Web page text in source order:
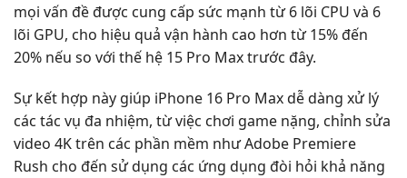
mọi vấn đề được cung cấp sức mạnh từ 6 lõi CPU và 6
lõi GPU, cho hiệu quả vận hành cao hơn từ 15% đến
20% nếu so với thế hệ 15 Pro Max trước đây.
Sự kết hợp này giúp iPhone 16 Pro Max dễ dàng xử lý
các tác vụ đa nhiệm, từ việc chơi game nặng, chỉnh sửa
video 4K trên các phần mềm như Adobe Premiere
Rush cho đến sử dụng các ứng dụng đòi hỏi khả năng